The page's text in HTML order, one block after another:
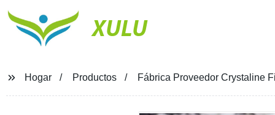
XULU
Hogar Productos Fábrica Proveedor Crystaline